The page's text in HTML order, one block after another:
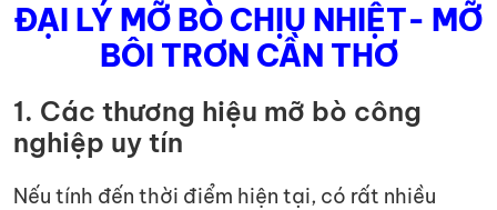
ĐẠI LÝ MỠ BÒ CHỊU NHIỆT- MỠ
BÔI TRƠN CẦN THƠ
1. Các thương hiệu mỡ bò công
nghiệp uy tín
Nếu tính đến thời điểm hiện tại, có rất nhiều